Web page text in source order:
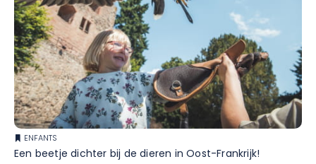
ENFANTS
Een beetje dichter bij de dieren in Oost-Frankrijk!